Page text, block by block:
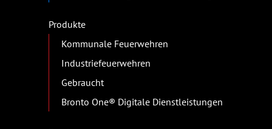
Produkte
Kommunale Feuerwehren
Industriefeuerwehren
Gebraucht
Bronto One® Digitale Dienstleistungen